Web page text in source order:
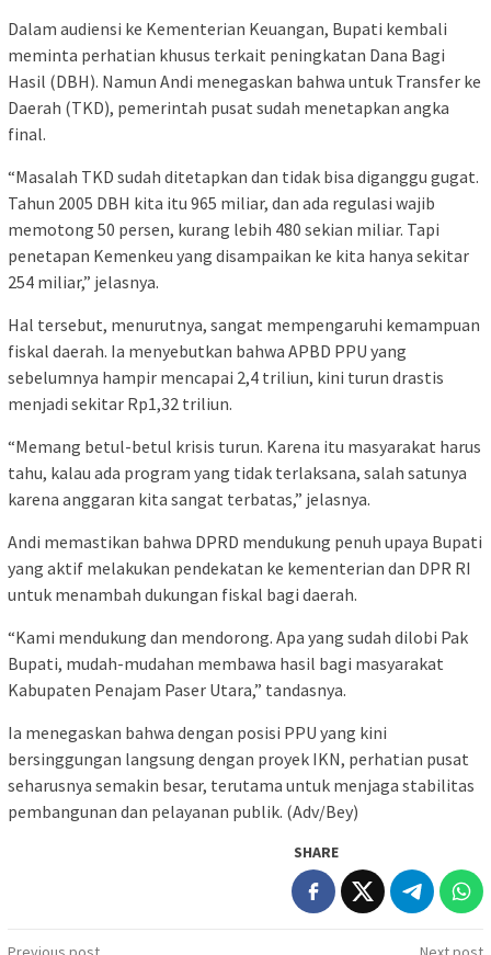
Dalam audiensi ke Kementerian Keuangan, Bupati kembali
meminta perhatian khusus terkait peningkatan Dana Bagi
Hasil (DBH). Namun Andi menegaskan bahwa untuk Transfer ke
Daerah (TKD), pemerintah pusat sudah menetapkan angka
final.
“Masalah TKD sudah ditetapkan dan tidak bisa diganggu gugat.
Tahun 2005 DBH kita itu 965 miliar, dan ada regulasi wajib
memotong 50 persen, kurang lebih 480 sekian miliar. Tapi
penetapan Kemenkeu yang disampaikan ke kita hanya sekitar
254 miliar,” jelasnya.
Hal tersebut, menurutnya, sangat mempengaruhi kemampuan
fiskal daerah. Ia menyebutkan bahwa APBD PPU yang
sebelumnya hampir mencapai 2,4 triliun, kini turun drastis
menjadi sekitar Rp1,32 triliun.
“Memang betul-betul krisis turun. Karena itu masyarakat harus
tahu, kalau ada program yang tidak terlaksana, salah satunya
karena anggaran kita sangat terbatas,” jelasnya.
Andi memastikan bahwa DPRD mendukung penuh upaya Bupati
yang aktif melakukan pendekatan ke kementerian dan DPR RI
untuk menambah dukungan fiskal bagi daerah.
“Kami mendukung dan mendorong. Apa yang sudah dilobi Pak
Bupati, mudah-mudahan membawa hasil bagi masyarakat
Kabupaten Penajam Paser Utara,” tandasnya.
Ia menegaskan bahwa dengan posisi PPU yang kini
bersinggungan langsung dengan proyek IKN, perhatian pusat
seharusnya semakin besar, terutama untuk menjaga stabilitas
pembangunan dan pelayanan publik. (Adv/Bey)
SHARE